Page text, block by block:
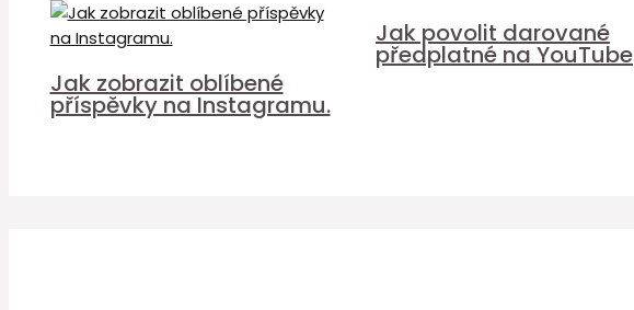
Jak zobrazit oblíbené
příspěvky na Instagramu.
Jak povolit darované
předplatné na YouTube